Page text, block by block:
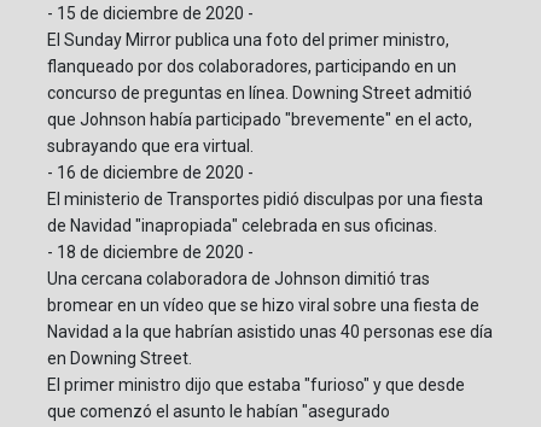
- 15 de diciembre de 2020 -
El Sunday Mirror publica una foto del primer ministro,
flanqueado por dos colaboradores, participando en un
concurso de preguntas en línea. Downing Street admitió
que Johnson había participado "brevemente" en el acto,
subrayando que era virtual.
- 16 de diciembre de 2020 -
El ministerio de Transportes pidió disculpas por una fiesta
de Navidad "inapropiada" celebrada en sus oficinas.
- 18 de diciembre de 2020 -
Una cercana colaboradora de Johnson dimitió tras
bromear en un vídeo que se hizo viral sobre una fiesta de
Navidad a la que habrían asistido unas 40 personas ese día
en Downing Street.
El primer ministro dijo que estaba "furioso" y que desde
que comenzó el asunto le habían "asegurado